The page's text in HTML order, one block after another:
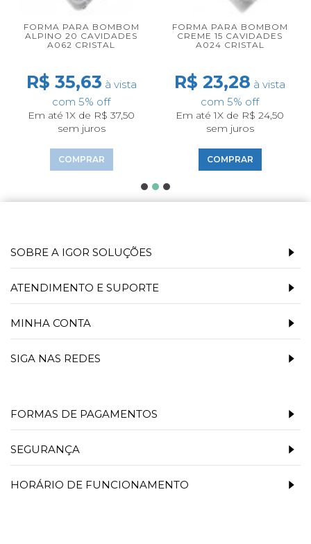
FORMA PARA BOMBOM
ALPINO 20 CAVIDADES
A062 CRISTAL
R$ 35,63 à vista
com 5% off
Em até 1X de R$ 37,50
sem juros
COMPRAR
FORMA PARA BOMBOM
CREME 15 CAVIDADES
A024 CRISTAL
R$ 23,28 à vista
com 5% off
Em até 1X de R$ 24,50
sem juros
COMPRAR
SOBRE A IGOR SOLUÇÕES
ATENDIMENTO E SUPORTE
MINHA CONTA
SIGA NAS REDES
FORMAS DE PAGAMENTOS
SEGURANÇA
HORÁRIO DE FUNCIONAMENTO